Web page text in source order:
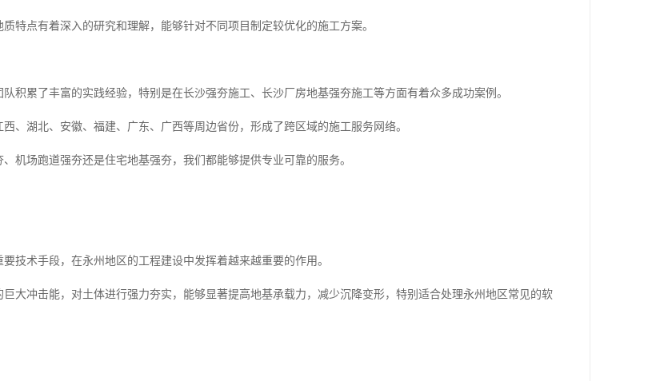
特点有着深入的研究和理解，能够针对不同项目制定较优化的施工方案。
积累了丰富的实践经验，特别是在长沙强夯施工、长沙厂房地基强夯施工等方面有着众多成功案例。
、湖北、安徽、福建、广东、广西等周边省份，形成了跨区域的施工服务网络。
机场跑道强夯还是住宅地基强夯，我们都能够提供专业可靠的服务。
技术手段，在永州地区的工程建设中发挥着越来越重要的作用。
大冲击能，对土体进行强力夯实，能够显著提高地基承载力，减少沉降变形，特别适合处理永州地区常见的软